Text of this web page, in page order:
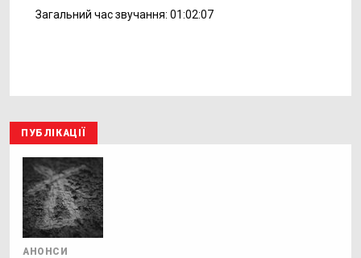
Загальний час звучання: 01:02:07
ПУБЛІКАЦІЇ
АНОНСИ